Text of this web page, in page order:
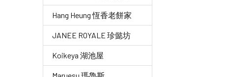
Hang Heung 恆香老餅家
JANEE ROYALE 珍懿坊
Koikeya 湖池屋
Maruesu 瑪魯斯